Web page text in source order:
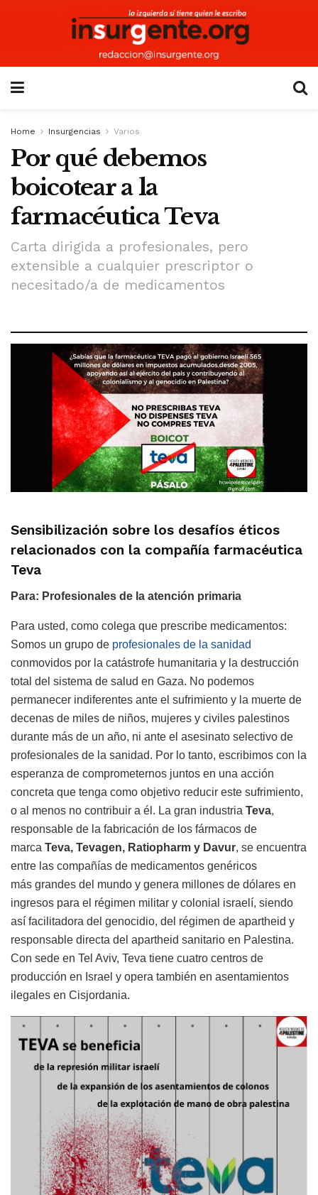
Home Insurgencias Varios
Por qué debemos
boicotear a la
farmacéutica Teva
Carta dirigida a profesionales, pero
extensible a cualquier prescriptor o
necesitado/a de medicamentos
Sensibilización sobre los desafíos éticos
relacionados con la compañía farmacéutica
Teva
Para: Profesionales de la atención primaria
Para usted, como colega que prescribe medicamentos:
Somos un grupo de profesionales de la sanidad
conmovidos por la catástrofe humanitaria y la destrucción
total del sistema de salud en Gaza. No podemos
permanecer indiferentes ante el sufrimiento y la muerte de
decenas de miles de niños, mujeres y civiles palestinos
durante más de un año, ni ante el asesinato selectivo de
profesionales de la sanidad. Por lo tanto, escribimos con la
esperanza de comprometernos juntos en una acción
concreta que tenga como objetivo reducir este sufrimiento,
o al menos no contribuir a él. La gran industria Teva,
responsable de la fabricación de los fármacos de
marca Teva, Tevagen, Ratiopharm y Davur, se encuentra
entre las compañías de medicamentos genéricos
más grandes del mundo y genera millones de dólares en
ingresos para el régimen militar y colonial israelí, siendo
así facilitadora del genocidio, del régimen de apartheid y
responsable directa del apartheid sanitario en Palestina.
Con sede en Tel Aviv, Teva tiene cuatro centros de
producción en Israel y opera también en asentamientos
ilegales en Cisjordania.